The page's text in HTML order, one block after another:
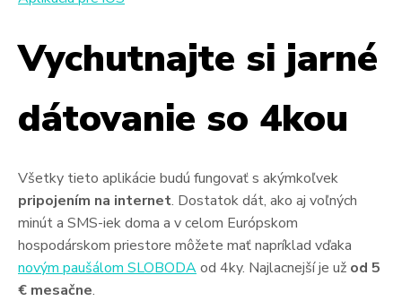
Vychutnajte si jarné
dátovanie so 4kou
Všetky tieto aplikácie budú fungovať s akýmkoľvek
pripojením na internet. Dostatok dát, ako aj voľných
minút a SMS-iek doma a v celom Európskom
hospodárskom priestore môžete mať napríklad vďaka
novým paušálom SLOBODAod 4ky. Najlacnejší je už od 5
€ mesačne.